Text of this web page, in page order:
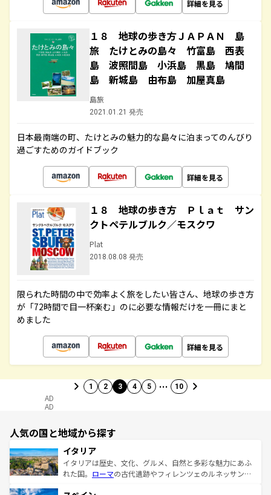
詳細を見る
１８ 地球の歩き方ＪＡＰＡＮ 島
旅 たけとみの島々 竹富島 西表
島 波照間島 小浜島 黒島 鳩間
島 新城島 由布島 加屋真島
島旅
2021.01.21 発売
日本最南端の町、たけとみの魅力的な島々に泊まってのんびり
過ごすためのガイドブック
詳細を見る
１８ 地球の歩き方 Ｐｌａｔ サン
クトペテルブルク／モスクワ
Plat
2018.08.08 発売
限られた時間の中で効率よく旅をしたい皆さん、地球の歩き方
が「72時間で目一杯楽む」のに必要な情報だけを一冊にまと
めました
詳細を見る
1 2 3 4 5 … 10
AD
AD
人気の国と地域から探す
イタリア
イタリアは歴史、文化、グルメ、自然と多彩な魅力にあふ
れた国。 ローマの古代遺跡やフィレンツェのルネッサンス